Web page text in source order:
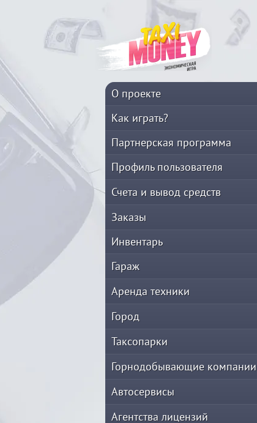
О проекте
Как играть?
Партнерская программа
Профиль пользователя
Счета и вывод средств
Заказы
Инвентарь
Гараж
Аренда техники
Город
Таксопарки
Горнодобывающие компании
Автосервисы
Агентства лицензий